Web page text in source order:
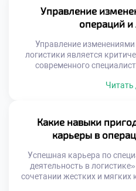
Понимание механизмов
критически важно для
терпят неудачи из-
Управление
операций и
Управление
логистики является
современного
Статичные процессы
должны понимать, что
Многие реформы терпят
фактора. Техническая
Читать
Какие навыки
карьеры в
Успешная карьера по
деятельность в
сочетании жестких и мягких